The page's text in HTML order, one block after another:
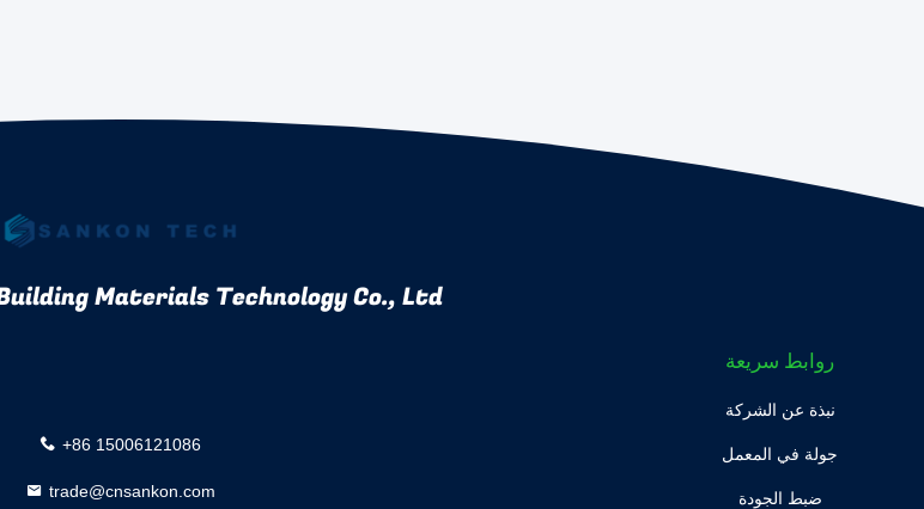
Materials Technology Co., Ltd.
+86 15006121086
trade@cnsankon.com
روابط سريعة
نبذة عن الشركة
جولة في المعمل
ضبط الجودة